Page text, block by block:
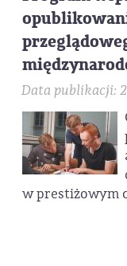
Data publikacji:
w prestiżowym